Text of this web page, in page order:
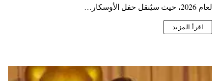
لعام 2026، حيث سيُنقل حفل الأوسكار…
اقرأ المزيد